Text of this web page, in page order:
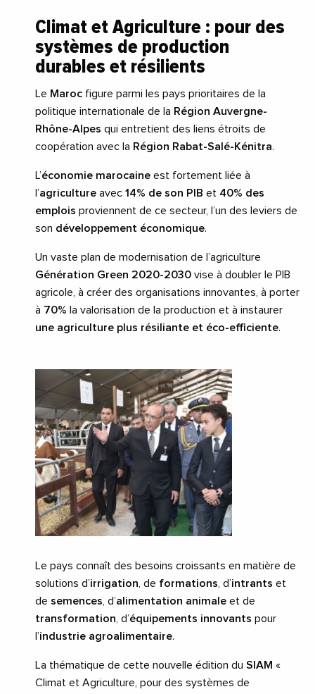
Climat et Agriculture : pour des
systèmes de production
durables et résilients
Le Maroc figure parmi les pays prioritaires de la
politique internationale de la Région Auvergne-
Rhône-Alpes qui entretient des liens étroits de
coopération avec la Région Rabat-Salé-Kénitra.
L’économie marocaine est fortement liée à
l’agriculture avec 14% de son PIB et 40% des
emplois proviennent de ce secteur, l’un des leviers de
son développement économique.
Un vaste plan de modernisation de l’agriculture
Génération Green 2020-2030 vise à doubler le PIB
agricole, à créer des organisations innovantes, à porter
à 70% la valorisation de la production et à instaurer
une agriculture plus résiliante et éco-efficiente.
Le pays connaît des besoins croissants en matière de
solutions d’irrigation, de formations, d’intrants et
de semences, d’alimentation animale et de
transformation, d’équipements innovants pour
l’industrie agroalimentaire.
La thématique de cette nouvelle édition du SIAM «
Climat et Agriculture, pour des systèmes de